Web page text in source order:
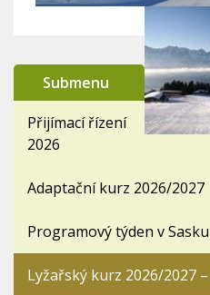
Submenu
Přijímací řízení
2026
Adaptační kurz 2026/2027
Programový týden v Sasku
Lyžařský kurz 2026/2027 –